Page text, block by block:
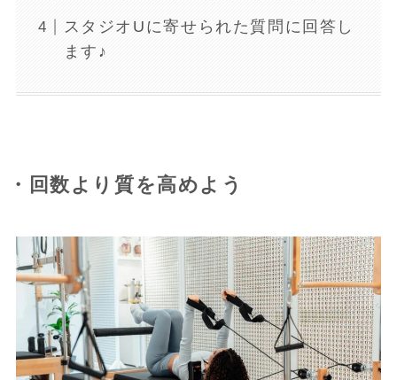
スタジオUに寄せられた質問に回答し
ます♪
・回数より質を高めよう